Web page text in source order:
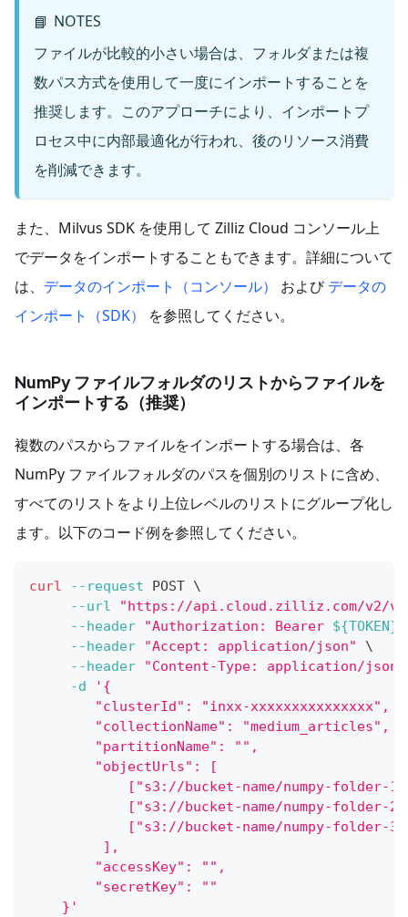
📘 NOTES
ファイルが比較的小さい場合は、フォルダまたは複
数パス方式を使用して一度にインポートすることを
推奨します。このアプローチにより、インポートプ
ロセス中に内部最適化が行われ、後のリソース消費
を削減できます。
また、Milvus SDK を使用して Zilliz Cloud コンソール上
でデータをインポートすることもできます。詳細について
は、 データのインポート（コンソール） およびデータの
インポート（SDK）
を参照してください。
NumPy ファイルフォルダのリストからファイルを
インポートする（推奨）
複数のパスからファイルをインポートする場合は、各
NumPy ファイルフォルダのパスを個別のリストに含め、
すべてのリストをより上位レベルのリストにグループ化し
ます。以下のコード例を参照してください。
curl --request POST \
--url
"https://api.cloud.zilliz.com/v2/
--header
"Authorization: Bearer ${TOKEN}
--header
"Accept: application/json"
\
--header
"Content-Type: application/json"
-d
'{
        "clusterId": "inxx-xxxxxxxxxxxxxxx",
        "collectionName": "medium_articles",
        "partitionName": "",
        "objectUrls": [
["s3://bucket-name/numpy-folder-
["s3://bucket-name/numpy-folder-
["s3://bucket-name/numpy-folder-
         ],
        "accessKey": "",
        "secretKey": ""
    }'